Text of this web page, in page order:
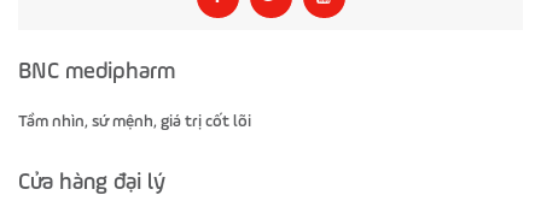
BNC medipharm
Tầm nhìn, sứ mệnh, giá trị cốt lõi
Cửa hàng đại lý